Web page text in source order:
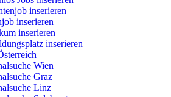
inserieren
inserieren
inserieren
inserieren
Wien
Graz
Linz